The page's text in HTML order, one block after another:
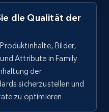
Detailed
policy, and more.
die Qualität der
Bilder,
Attribute in Family
der
sicherzustellen und
zu optimieren.